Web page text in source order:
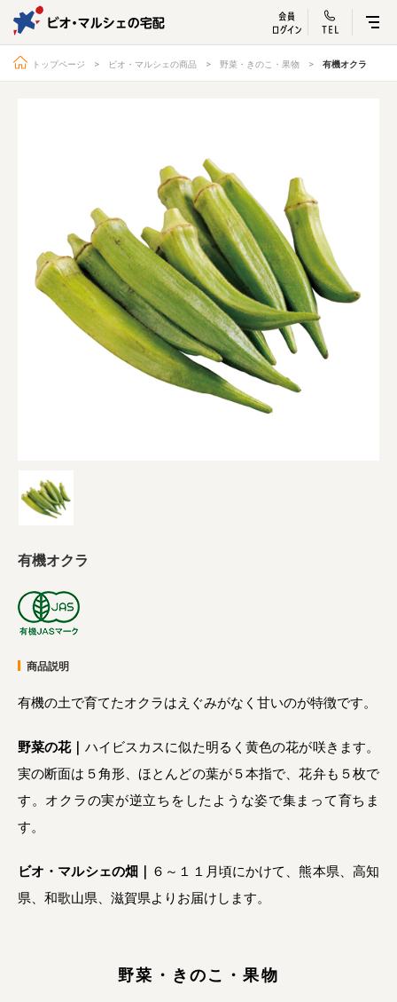
ビオ・マルシェ
宅配サービス紹介 有機野菜のお試しセッ
トップページ
宅配サービスについて 読みもの・NEWS
ビオ・マルシェの商品 ご利用ガイド
よくある質問 オーガニックって何
お届け情報 生産者・製造者
取扱店 ビオママクラブ
お問い合わせ 放射性物質への対応
会社概要 採用情報
SDGsへの取り組み
トップページ ビオ・マルシェの商品 野菜・きのこ・果物 有機オクラ
有機オクラ
商品説明
有機の土で育てたオクラはえぐみがなく甘いのが特徴です。
野菜の花｜ ハイビスカスに似た明るく黄色の花が咲きます。
実の断面は５角形、ほとんどの葉が５本指で、花弁も５枚で
す。オクラの実が逆立ちをしたような姿で集まって育ちま
す。
ビオ・マルシェの畑｜ ６～１１月頃にかけて、熊本県、高知
県、和歌山県、滋賀県よりお届けします。
野菜・きのこ・果物